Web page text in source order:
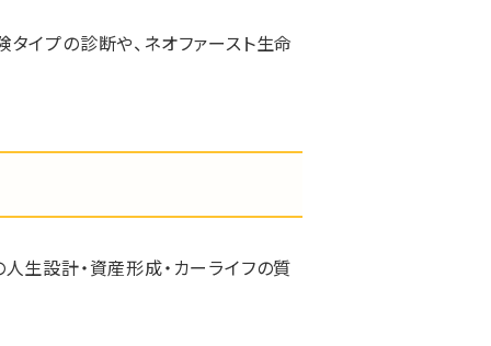
イプの診断や、ネオファースト生命
生設計・資産形成・カーライフの質